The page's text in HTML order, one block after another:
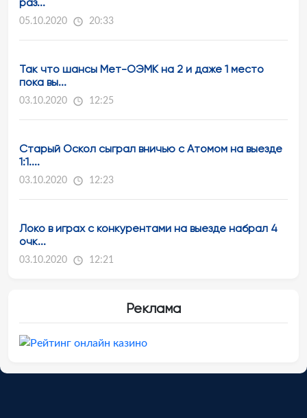
05.10.2020 20:33
Так что шансы Мет-ОЭМК на 2 и даже 1 место
пока вы...
03.10.2020 12:25
Старый Оскол сыграл вничью с Атомом на выезде
1:1....
03.10.2020 12:23
Локо в играх с конкурентами на выезде набрал 4
очк...
03.10.2020 12:21
Реклама